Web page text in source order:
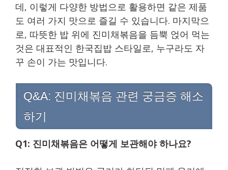
데, 이렇게 다양한 방법으로 활용하면 같은 제품
도 여러 가지 맛으로 즐길 수 있습니다. 마지막으
로, 따뜻한 밥 위에 진미채볶음을 듬뿍 얹어 먹는
것은 대표적인 한국집밥 스타일로, 누구라도 자
꾸 손이 가는 맛입니다.
Q&A: 진미채볶음 관련 궁금증 해소
하기
Q1: 진미채볶음은 어떻게 보관해야 하나요?